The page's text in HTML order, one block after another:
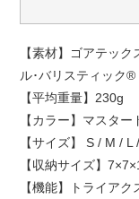
【素材】ゴアテッ
ル･バリスティック®
【平均重量】230g
【カラー】マスター
【サイズ】 S / M / L
【収納サイズ】
【機能】トライア